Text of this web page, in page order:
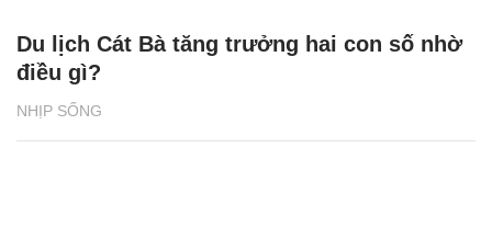
NHỊP SỐNG
Du lịch Cát Bà tăng trưởng hai con số nhờ
điều gì?